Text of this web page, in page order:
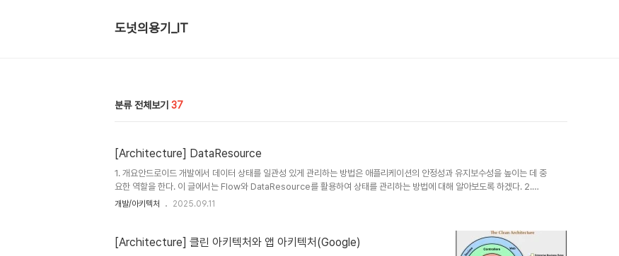
도넛의용기_IT
분류 전체보기 37
[Architecture] DataResource
1. 개요안드로이드 개발에서 데이터 상태를 일관성 있게 관리하는 방법은 애플리케이션의 안정성과 유지보수성을 높이는 데 중
요한 역할을 한다. 이 글에서는 Flow와 DataResource를 활용하여 상태를 관리하는 방법에 대해 알아보도록 하겠다. 2.
Datresource란?DataResource는 데이터 상태를 나타내는 추상적 개념으로 Success, Loading, Error 세 가지 상태를
확히 분리된다. 3. Flow를 활용하기 Flow는 비동기 데이터 ..
개발/아키텍처 2025.09.11
[Architecture] 클린 아키텍처와 앱 아키텍처(Google)